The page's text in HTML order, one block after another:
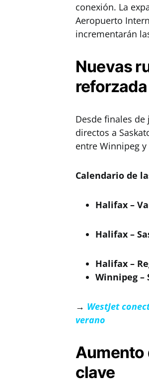
conexión. La
Aeropuerto
incrementarán
Nuevas
Desde finales
directos a
entre Winnipeg y
Calendario de
Halifax –
Halifax –
Halifax –
Winnipeg –
→ WestJet
verano
Aumento
clave